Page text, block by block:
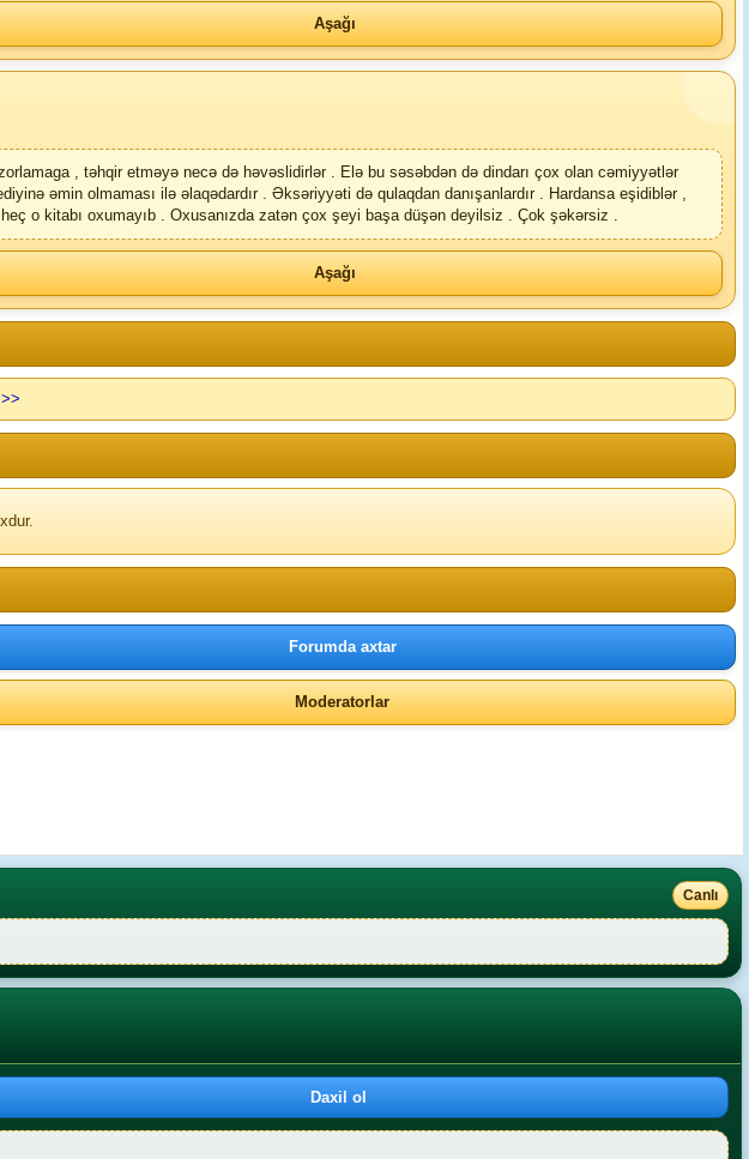
Aşağı
, təhqir etməyə necə də həvəslidirlər . Elə bu səsəbdən də dindarı çox olan cəmiyyətlər
əmin olmaması ilə əlaqədardır . Əksəriyyəti də qulaqdan danışanlardır . Hardansa eşidiblər ,
o kitabı oxumayıb . Oxusanızda zatən çox şeyi başa düşən deyilsiz . Çok şəkərsiz .
Aşağı
>>
Forumda axtar
Moderatorlar
Canlı
Daxil ol